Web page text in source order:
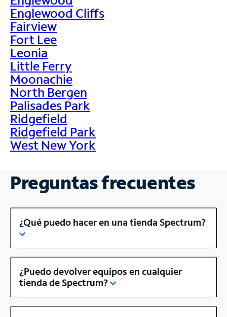
Englewood Cliffs
Fairview
Fort Lee
Leonia
Little Ferry
Moonachie
North Bergen
Palisades Park
Ridgefield
Ridgefield Park
West New York
Preguntas frecuentes
¿Qué puedo hacer en una tienda Spectrum?
¿Puedo devolver equipos en cualquier
tienda de Spectrum?